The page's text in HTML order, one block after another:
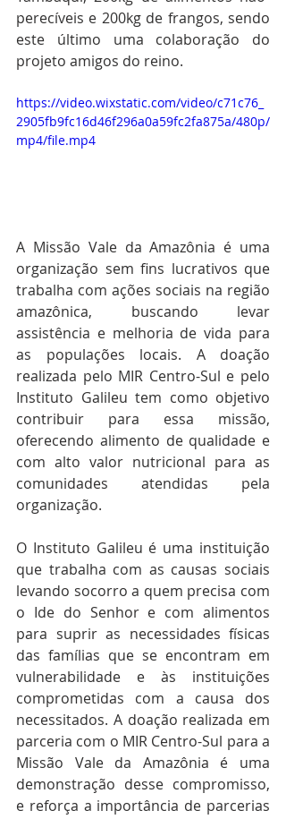
perecíveis e 200kg de frangos, sendo
este último uma colaboração do
projeto amigos do reino.
https://video.wixstatic.com/video/c71c76_
2905fb9fc16d46f296a0a59fc2fa875a/480p/
mp4/file.mp4
A Missão Vale da Amazônia é uma
organização sem fins lucrativos que
trabalha com ações sociais na região
amazônica, buscando levar
assistência e melhoria de vida para
as populações locais. A doação
realizada pelo MIR Centro-Sul e pelo
Instituto Galileu tem como objetivo
contribuir para essa missão,
oferecendo alimento de qualidade e
com alto valor nutricional para as
comunidades atendidas pela
organização.
O Instituto Galileu é uma instituição
que trabalha com as causas sociais
levando socorro a quem precisa com
o Ide do Senhor e com alimentos
para suprir as necessidades físicas
das famílias que se encontram em
vulnerabilidade e às instituições
comprometidas com a causa dos
necessitados. A doação realizada em
parceria com o MIR Centro-Sul para a
Missão Vale da Amazônia é uma
demonstração desse compromisso,
e reforça a importância de parcerias